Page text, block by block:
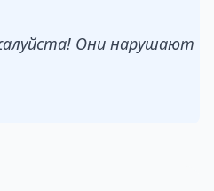
Они нарушают